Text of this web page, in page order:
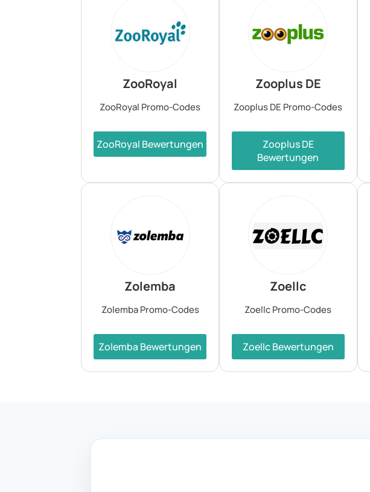
ZooRoyal
ZooRoyal Promo-Codes
ZooRoyal Bewertungen
Zooplus DE
Zooplus DE Promo-Codes
Zooplus DE
Bewertungen
Zolemba
Zolemba Promo-Codes
Zolemba Bewertungen
Zoellc
Zoellc Promo-Codes
Zoellc Bewertungen